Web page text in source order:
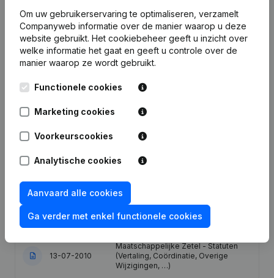
Publicatiesvan Linea Oro
24-05-2012 Ontslagnemingen - Benoemingen
09-03-2012 Ontslagnemingen - Benoemingen
Ontslagnemingen - Benoemingen -
Overige Wijzigingen, …)
20-10-2010 Kapitaal - Aandelen
13-07-2010
Maatschappelijke Zetel - Statuten
(Vertaling, Coördinatie, Overige
Wijzigingen, …)
Om uw gebruikerservaring te optimaliseren, verzamelt
Companyweb informatie over de manier waarop u deze
website gebruikt. Het cookiebeheer geeft u inzicht over
welke informatie het gaat en geeft u controle over de
manier waarop ze wordt gebruikt.
Functionele cookies
Marketing cookies
Voorkeurscookies
Analytische cookies
Aanvaard alle cookies
Ga verder met enkel functionele cookies